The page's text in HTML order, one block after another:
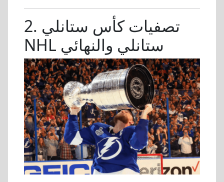
2. تصفيات كأس ستانلي
NHL ستانلي والنهائي